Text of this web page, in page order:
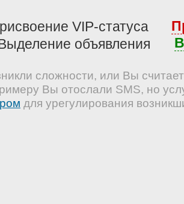
сложности, или Вы
Вы отослали SMS, но
для урегулирования